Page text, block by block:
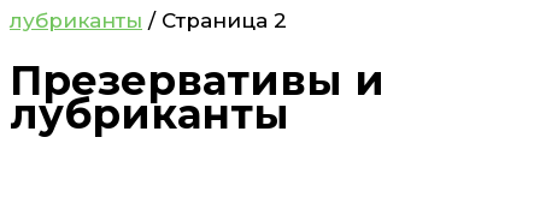
лубриканты / Страница 2
Презервативы и
лубриканты